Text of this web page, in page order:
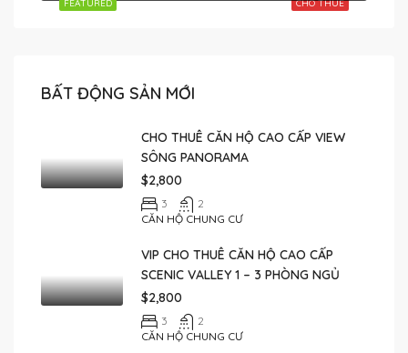
CHO THUÊ
FEATURED
BẤT ĐỘNG SẢN MỚI
CHO THUÊ CĂN HỘ CAO CẤP VIEW
SÔNG PANORAMA
$2,800
3
2
CĂN HỘ CHUNG CƯ
VIP CHO THUÊ CĂN HỘ CAO CẤP
SCENIC VALLEY 1 – 3 PHÒNG NGỦ
$2,800
3
2
CĂN HỘ CHUNG CƯ